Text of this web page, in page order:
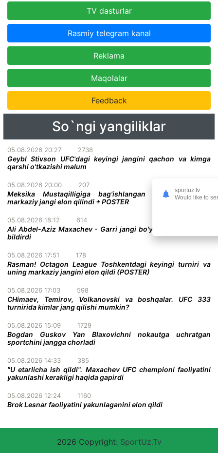
TV dasturlar
Rasmiy telegram kanal
Reklama
Maqolalar
Feedback
So`ngi yangiliklar
05.08.2026 20:27 2738
Geybl Stivson UFC'dagi keyingi jangini qachon va kimga
qarshi o'tkazishi malum
05.08.2026 20:00 207
Meksika Mustaqilligiga bag'ishlangan UFC turnirining
markaziy jangi elon qilindi + POSTER
05.08.2026 18:12 614
Ali Abdel-Aziz Maxachev - Garri jangi bo'yicha qatiy taxmin
bildirdi
05.08.2026 17:51 178
Rasman! Octagon League Toshkentdagi keyingi turniri va
uning markaziy jangini elon qildi (POSTER)
05.08.2026 17:03 598
CHimaev, Temirov, Volkanovski va boshqalar. UFC 333
turnirida kimlar jang qilishi mumkin?
05.08.2026 15:09 1729
Bogdan Guskov Yan Blaxovichni nokautga uchratgan
sportchini jangga chorladi
05.08.2026 14:33 385
"U etarlicha ish qildi". Maxachev UFC chempioni faoliyatini
yakunlashi kerakligi haqida gapirdi
05.08.2026 12:24 1160
Brok Lesnar faoliyatini yakunlaganini elon qildi
2026 Copyright: SportUz.Tv
sportuz.tv
Would like to